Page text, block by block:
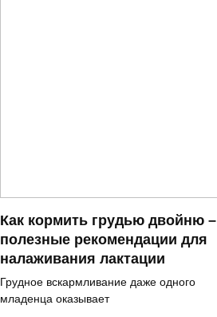
Как кормить грудью двойню –
полезные рекомендации для
налаживания лактации
Грудное вскармливание даже одного
младенца оказывает